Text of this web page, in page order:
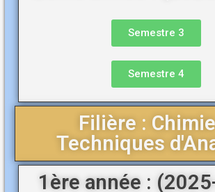
Semestre 3
Semestre 4
Filière :
Techniques
1ère année :